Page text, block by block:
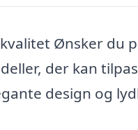
Ønsker du
der kan
design og